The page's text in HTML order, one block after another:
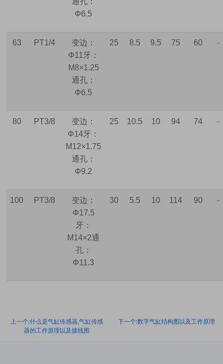
Φ6.5
63 PT1/4
变边：
Φ11 牙：
M8×1.25
通孔：
Φ6.5
25 8.5 9.5 75 60 -
80 PT3/8
变边：
Φ14牙：
M12×1.75
通孔：
Φ9.2
25 10.5 10 94 74 -
100 PT3/8
变边：
Φ17.5
牙：
M14×2通
孔：
Φ11.3
30 5.5 10 114 90 -
上一个:什么是气缸传感器,气缸传感
器的工作原理以及接线图
下一个:数字气缸结构图以及工作原理